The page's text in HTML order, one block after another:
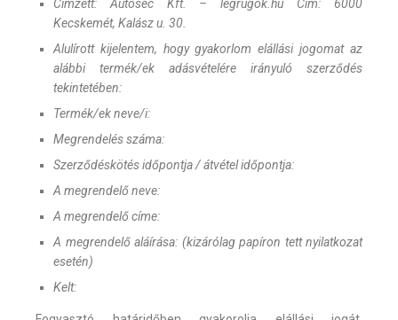
Címzett: Autosec Kft. – legrugok.hu Cím: 6000
Kecskemét, Kalász u. 30.
Alulírott kijelentem, hogy gyakorlom elállási jogomat az
alábbi termék/ek adásvételére irányuló szerződés
tekintetében:
Termék/ek neve/i:
Megrendelés száma:
Szerződéskötés időpontja / átvétel időpontja:
A megrendelő neve:
A megrendelő címe:
A megrendelő aláírása: (kizárólag papíron tett nyilatkozat
esetén)
Kelt: